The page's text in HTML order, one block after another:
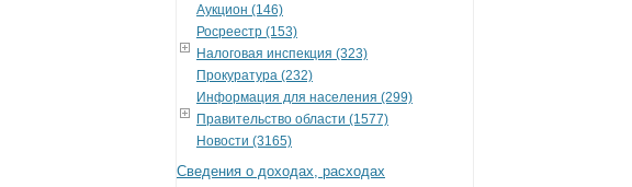
Аукцион (146)
Росреестр (153)
Налоговая инспекция (323)
Прокуратура (232)
Информация для населения (299)
Правительство области (1577)
Новости (3165)
Сведения о доходах, расходах